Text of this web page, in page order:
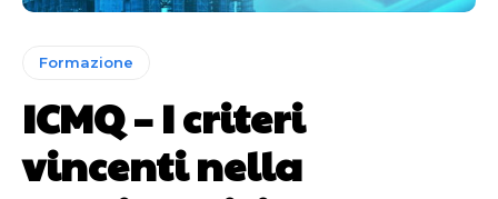
Formazione
ICMQ – I criteri
vincenti nella